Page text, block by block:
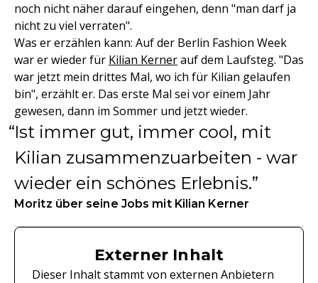
noch nicht näher darauf eingehen, denn "man darf ja
nicht zu viel verraten".
Was er erzählen kann: Auf der Berlin Fashion Week
war er wieder für Kilian Kernerauf dem Laufsteg. "Das
war jetzt mein drittes Mal, wo ich für Kilian gelaufen
bin", erzählt er. Das erste Mal sei vor einem Jahr
gewesen, dann im Sommer und jetzt wieder.
Ist immer gut, immer cool, mit
Kilian zusammenzuarbeiten - war
wieder ein schönes Erlebnis.
Moritz über seine Jobs mit Kilian Kerner
Externer Inhalt
Dieser Inhalt stammt von externen Anbietern